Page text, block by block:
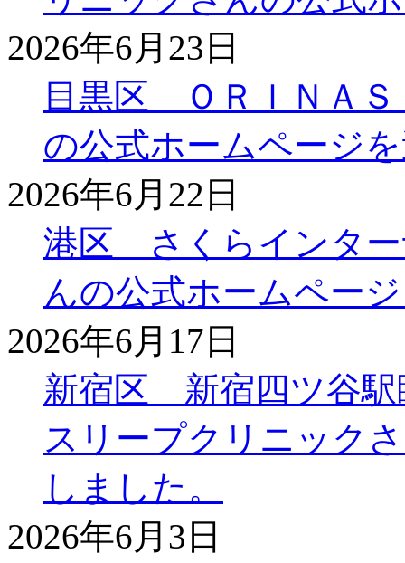
2026年6月23日
目黒区 ＯＲＩＮＡ
の公式ホームページ
2026年6月22日
港区 さくらインター
んの公式ホームペー
2026年6月17日
新宿区 新宿四ツ谷駅
スリープクリニック
しました。
2026年6月3日